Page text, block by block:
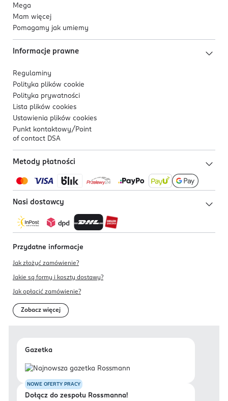
Mega
Mam więcej
Pomagamy jak umiemy
Informacje prawne
Regulaminy
Polityka plików cookie
Polityka prywatności
Lista plików cookies
Ustawienia plików cookies
Punkt kontaktowy/ Point
of contact DSA
Metody płatności
Nasi dostawcy
Przydatne informacje
Jak złożyć zamówienie?
Jakie są formy i koszty dostawy?
Jak opłacić zamówienie?
Zobacz więcej
Gazetka
NOWE OFERTY PRACY
Dołącz do zespołu Rossmanna!